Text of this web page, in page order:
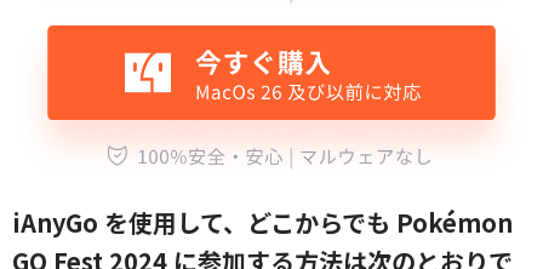
iAnyGo を使用して、どこからでも Pokémon
GO Fest 2024 に参加する方法は次のとおりで